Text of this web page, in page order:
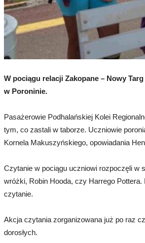
W pociągu relacji Zakopane – Nowy
w Poroninie.
Pasażerowie Podhalańskiej Kolei
tym, co zastali w taborze. Uczniowie
Kornela Makuszyńskiego, opowiadania
Czytanie w pociągu uczniowi rozpoczęli w
wróżki, Robin Hooda, czy Harrego Pottera.
czytanie.
Akcja czytania zorganizowana już po raz
dorosłych.